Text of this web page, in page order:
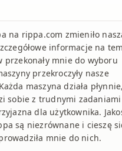
na rippa.com zmieniło
informacje na
przekonały mnie do wyboru
przekroczyły nasze
maszyna działa
sobie z trudnymi
dla użytkownika.
są niezrównane i cieszę
mnie do nich.